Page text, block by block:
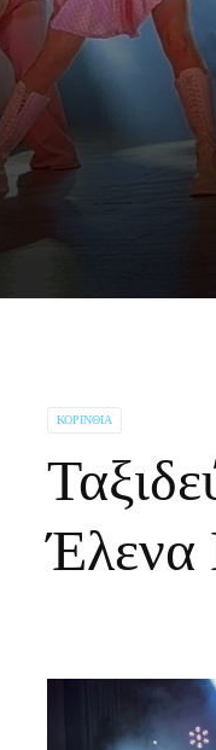
ΚΟΡΙΝΘΊΑ
Έλενα